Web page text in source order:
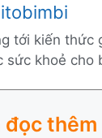
tới kiến thức
sức khoẻ cho
đọc thêm